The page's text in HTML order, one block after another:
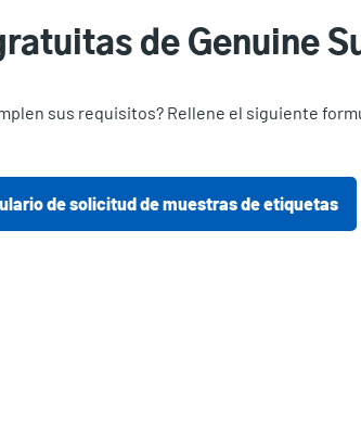
de Genuine
sus requisitos? Rellene el siguiente
de solicitud de muestras de etiquetas